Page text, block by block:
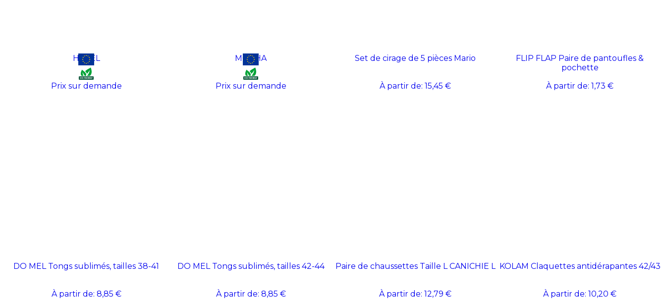
HAZEL
Prix sur demande
MOCHA
Prix sur demande
Set de cirage de 5 pièces Mario
À partir de: 15,45 €
FLIP FLAP Paire de pantoufles &
pochette
À partir de: 1,73 €
DO MEL Tongs sublimés, tailles 38-41
À partir de: 8,85 €
DO MEL Tongs sublimés, tailles 42-44
À partir de: 8,85 €
Paire de chaussettes Taille L CANICHIE L
À partir de: 12,79 €
KOLAM Claquettes antidérapantes 42/43
À partir de: 10,20 €